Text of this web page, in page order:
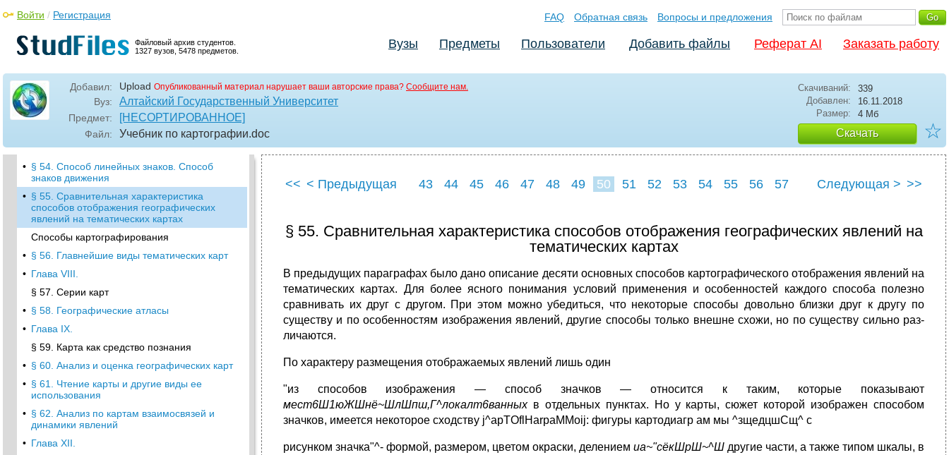
Файловый архив студентов.
1327 вузов, 5478 предметов.
Войти / Регистрация FAQ Обратная связь Вопросы и предложения
Вузы Предметы Пользователи Добавить файлы Реферат AI Заказать работу
Добавил: Upload Опубликованный материал нарушает ваши авторские права? Сообщите нам.
Вуз: Алтайский Государственный Университет
Предмет: [НЕСОРТИРОВАННОЕ]
Файл: Учебник по картографии.doc
Скачиваний:
339
Добавлен:
16.11.2018
Размер:
4 Мб
Скачать ☆
территории
Глава VII. Тематические карты
• § 50. Способ ареалов. Способ
• § 51. Точечный способ. Способ изолиний
• § 52. Способ значков.
• 25100 500 1000 10000 50000 100000
Условная непрерывная шнала
• § 53. Картодиаграмма. Картограмма
• § 54. Способ линейных знаков. Способ
знаков движения
• § 55. Сравнительная характеристика
способов отображения географических
явлений на тематических картах
Способы картографирования
• § 56. Главнейшие виды тематических карт
• Глава VIII.
§ 57. Серии карт
• § 58. Географические атласы
• Глава IX.
§ 59. Карта как средство познания
• § 60. Анализ и оценка географических карт
• § 61. Чтение карты и другие виды ее
использования
• § 62. Анализ по картам взаимосвязей и
динамики явлений
• Глава XII.
<< < Предыдущая 43 44 45 46 47 48 49 50 51 52 53 54 55 56
57
Следующая > >>
§ 55. Сравнительная характеристика способов отображения географических явлений на
тематических картах
В предыдущих параграфах было дано описание десяти основных способов картографического отображения явлений на
темати­ческих картах. Для более ясного понимания условий применения и особенностей каждого способа полезно
сравнивать их друг с другом. При этом можно убедиться, что некоторые способы довольно близки друг к другу по
существу и по особенностям изображения явлений, другие способы только внешне схожи, но по существу сильно раз­
личаются.
По характеру размещения отображаемых явлений лишь один
"из способов изображения — способ значков — относится к таким, которые показывают
мест6Ш1юЖШнё~ШлШпш,Г^локалт6ванных в отдельных пунктах. Но у карты, сюжет которой изображен способом
значков, имеется некоторое сходству j^apTOflHarpaMMoij: фигуры картодиагр ам мы ^зщедцшСщ^ с
рисунком значка"^- формой, размером, цветом окраски, делением иа~"сёкШрШ~^Ш другие части, а также типом шкалы, в